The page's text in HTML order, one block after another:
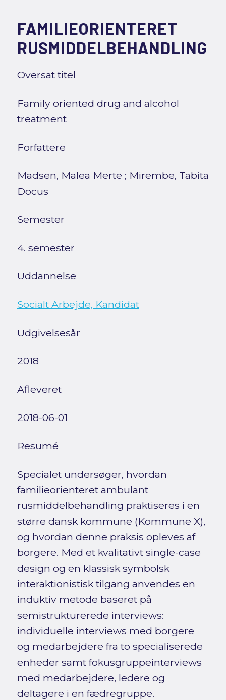
FAMILIEORIENTERET
RUSMIDDELBEHANDLING
Oversat titel
Family oriented drug and alcohol
treatment
Forfattere
Madsen, Malea Merte ; Mirembe, Tabita
Docus
Semester
4. semester
Uddannelse
Socialt Arbejde, Kandidat
Udgivelsesår
2018
Afleveret
2018-06-01
Resumé
Specialet undersøger, hvordan
familieorienteret ambulant
rusmiddelbehandling praktiseres i en
større dansk kommune (Kommune X),
og hvordan denne praksis opleves af
borgere. Med et kvalitativt single-case
design og en klassisk symbolsk
interaktionistisk tilgang anvendes en
induktiv metode baseret på
semistrukturerede interviews:
individuelle interviews med borgere
og medarbejdere fra to specialiserede
enheder samt fokusgruppeinterviews
med medarbejdere, ledere og
deltagere i en fædregruppe.